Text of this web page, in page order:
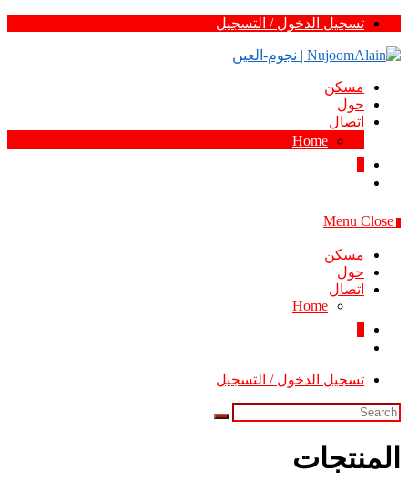
Skip
content
تسجيل الدخول / التسجيل
مسكن
حول
اتصال
Home
Menu Close
مسكن
حول
اتصال
Home
تسجيل الدخول / التسجيل
المنتجات